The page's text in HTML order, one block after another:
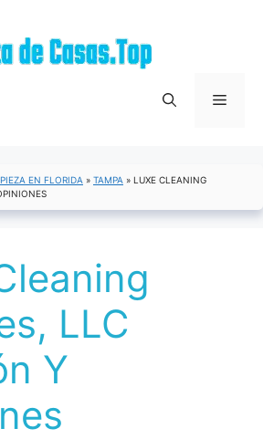
Menú
EN FLORIDA » TAMPA » LUXE CLEANING
LLC
Y